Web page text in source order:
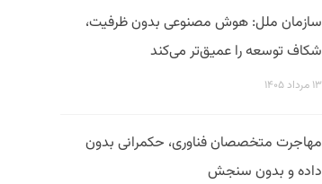
سازمان ملل: هوش مصنوعی بدون ظرفیت،
شکاف توسعه را عمیق‌تر می‌کند
۱۳ مرداد ۱۴۰۵
مهاجرت متخصصان فناوری، حکمرانی بدون
داده و بدون سنجش